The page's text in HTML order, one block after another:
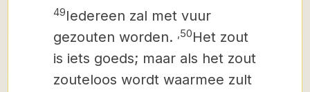
49Iedereen zal met vuur
gezouten worden.
50Het zout
is iets goeds; maar als het zout
zouteloos wordt waarmee zult